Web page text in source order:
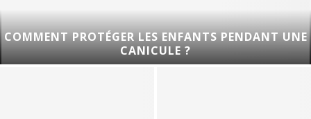
COMMENT PROTÉGER LES ENFANTS PENDANT UNE
CANICULE ?